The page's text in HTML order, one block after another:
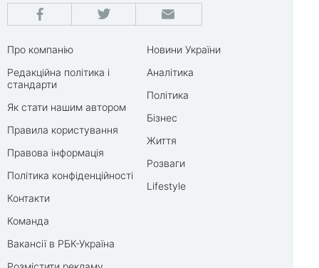
Про компанію
Редакційна політика і
стандарти
Як стати нашим автором
Правила користування
Правова інформація
Політика конфіденційності
Контакти
Команда
Вакансії в РБК-Україна
Новини України
Аналітика
Політика
Бізнес
Життя
Розваги
Lifestyle